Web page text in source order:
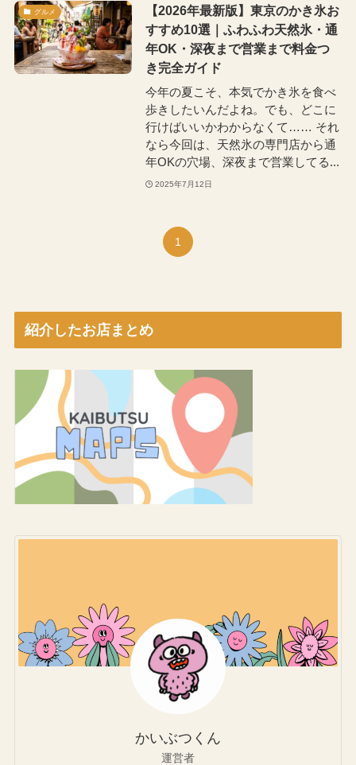
グルメ
【2026年最新版】東京のかき氷お
すすめ10選｜ふわふわ天然氷・通
年OK・深夜まで営業まで料金つ
き完全ガイド
今年の夏こそ、本気でかき氷を食べ
歩きしたいんだよね。でも、どこに
行けばいいかわからなくて…… それ
なら今回は、天然氷の専門店から通
年OKの穴場、深夜まで営業してる...
2025年7月12日
1
紹介したお店まとめ
かいぶつくん
運営者